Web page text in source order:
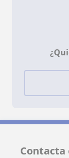
Contacta